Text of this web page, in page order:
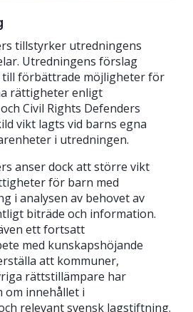
tillstyrker utredningens
Utredningens förslag
till förbättrade möjligheter för
rättigheter enligt
Civil Rights Defenders
vikt lagts vid barns egna
i utredningen.
anser dock att större vikt
för barn med
i analysen av behovet av
biträde och information.
ett fortsatt
med kunskapshöjande
att kommuner,
rättstillämpare har
om innehållet i
relevant svensk lagstiftning.